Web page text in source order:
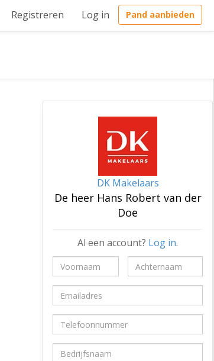
Registreren Log in Pand aanbieden
DK Makelaars
De heer Hans Robert van der
Doe
Al een account? Log in.